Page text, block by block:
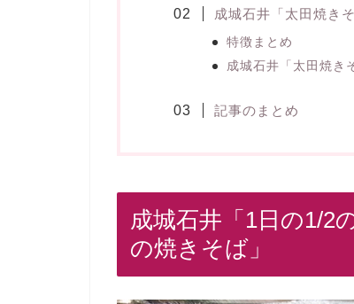
成城石井「太田焼きそ
特徴まとめ
成城石井「太田焼き
記事のまとめ
成城石井「1日の1/2
の焼きそば」